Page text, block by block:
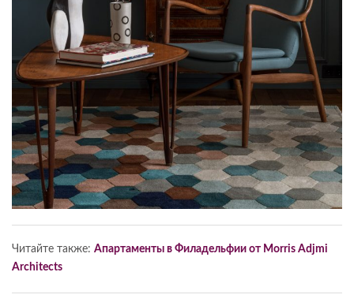
Читайте также: Апартаменты в Филадельфии от Morris Adjmi
Architects